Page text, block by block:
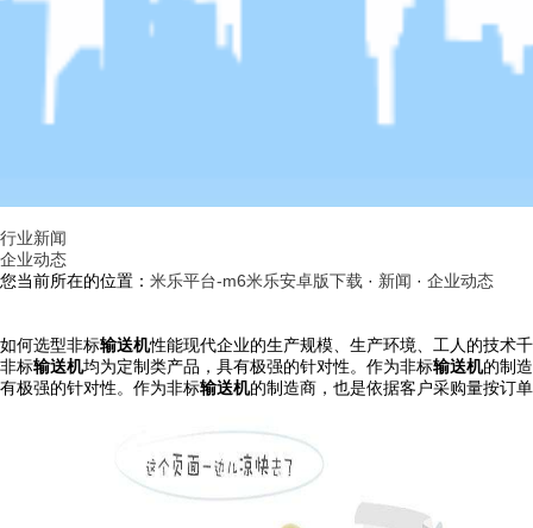
行业新闻
企业动态
您当前所在的位置： 米乐平台-m6米乐安卓版下载 · 新闻 · 企业动态
如何选型非标输送机性能现代企业的生产规模、生产环境、工人的技术
非标输送机均为定制类产品，具有极强的针对性。作为非标输送机的制
有极强的针对性。作为非标输送机的制造商，也是依据客户采购量按订